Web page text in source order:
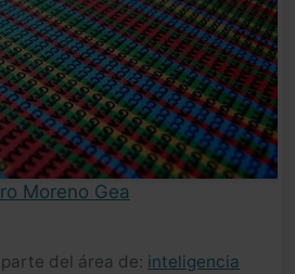
Moreno Gea
del área de: inteligencia